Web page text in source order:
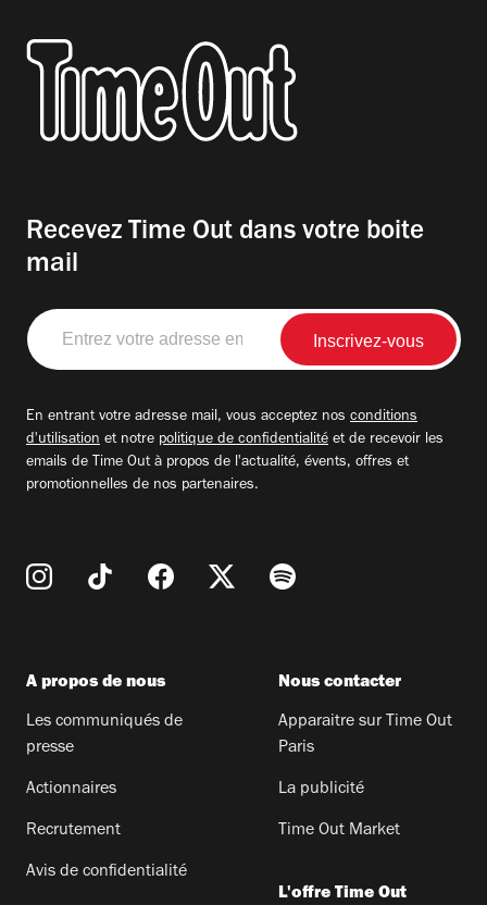
Recevez Time Out dans votre boite
mail
Entrez
votre
adresse
En entrant votre adresse mail, vous acceptez nos conditions
d'utilisation et notre politique de confidentialité et de recevoir les
emails de Time Out à propos de l'actualité, évents, offres et
promotionnelles de nos partenaires.
A propos de nous
Les communiqués de
presse
Actionnaires
Recrutement
Avis de confidentialité
Nous contacter
Apparaitre sur Time Out
Paris
La publicité
Time Out Market
L'offre Time Out